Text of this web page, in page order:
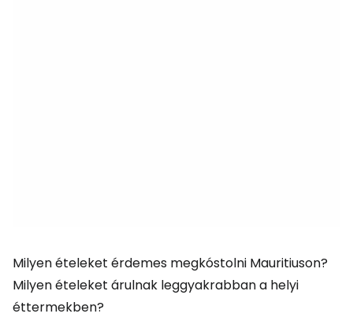
Milyen ételeket érdemes megkóstolni Mauritiuson?
Milyen ételeket árulnak leggyakrabban a helyi
éttermekben?